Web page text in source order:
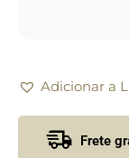
Adicionar a
Frete